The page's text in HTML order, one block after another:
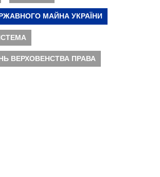
МАЙНА УКРАЇНИ
ВЕРХОВЕНСТВА ПРАВА